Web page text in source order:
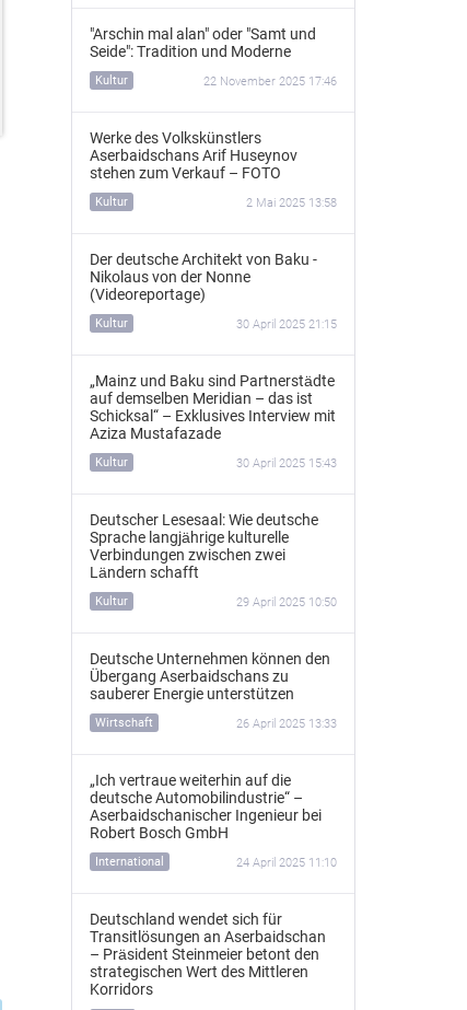
"Arschin mal alan" oder "Samt und
Seide": Tradition und Moderne
Kultur 22 November 2025 17:46
Werke des Volkskünstlers
Aserbaidschans Arif Huseynov
stehen zum Verkauf – FOTO
Kultur 2 Mai 2025 13:58
Der deutsche Architekt von Baku -
Nikolaus von der Nonne
(Videoreportage)
Kultur 30 April 2025 21:15
„Mainz und Baku sind Partnerstädte
auf demselben Meridian – das ist
Schicksal“ – Exklusives Interview mit
Aziza Mustafazade
Kultur 30 April 2025 15:43
Deutscher Lesesaal: Wie deutsche
Sprache langjährige kulturelle
Verbindungen zwischen zwei
Ländern schafft
Kultur 29 April 2025 10:50
Deutsche Unternehmen können den
Übergang Aserbaidschans zu
sauberer Energie unterstützen
Wirtschaft 26 April 2025 13:33
„Ich vertraue weiterhin auf die
deutsche Automobilindustrie“ –
Aserbaidschanischer Ingenieur bei
Robert Bosch GmbH
International 24 April 2025 11:10
Deutschland wendet sich für
Transitlösungen an Aserbaidschan
– Präsident Steinmeier betont den
strategischen Wert des Mittleren
Korridors